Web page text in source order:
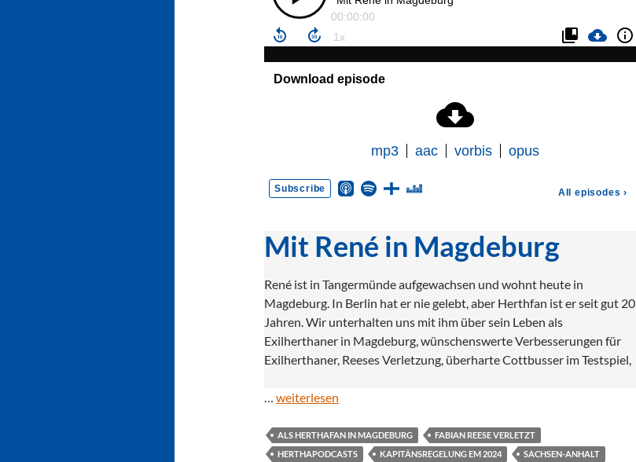
Mit René in Magdeburg
René ist in Tangermünde aufgewachsen und wohnt heute in
Magdeburg. In Berlin hat er nie gelebt, aber Herthfan ist er seit gut 20
Jahren. Wir unterhalten uns mit ihm über sein Leben als
Exilherthaner in Magdeburg, wünschenswerte Verbesserungen für
Exilherthaner, Reeses Verletzung, überharte Cottbusser im Testspiel,
… weiterlesen
ALS HERTHAFAN IN MAGDEBURG
FABIAN REESE VERLETZT
HERTHAPODCASTS
KAPITÄNSREGELUNG EM 2024
SACHSEN-ANHALT